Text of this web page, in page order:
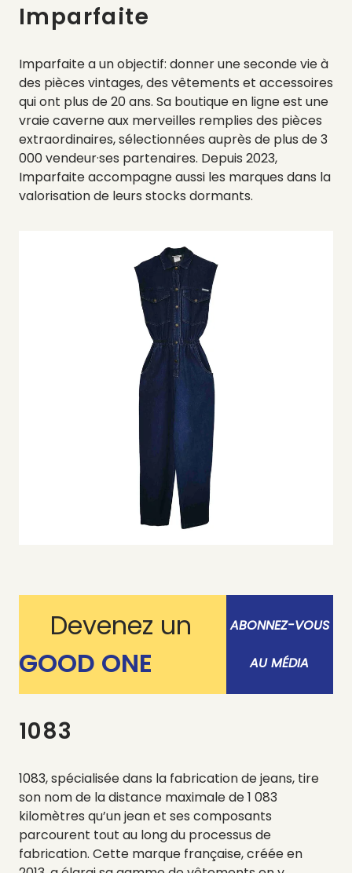
Imparfaite
Imparfaite a un objectif: donner une seconde vie à
des pièces vintages, des vêtements et accessoires
qui ont plus de 20 ans. Sa boutique en ligne est une
vraie caverne aux merveilles remplies des pièces
extraordinaires, sélectionnées auprès de plus de 3
000 vendeur·ses partenaires. Depuis 2023,
Imparfaite accompagne aussi les marques dans la
valorisation de leurs stocks dormants.
Devenez un
GOOD ONE
ABONNEZ-VOUS
AU MÉDIA
1083
1083, spécialisée dans la fabrication de jeans, tire
son nom de la distance maximale de 1 083
kilomètres qu’un jean et ses composants
parcourent tout au long du processus de
fabrication. Cette marque française, créée en